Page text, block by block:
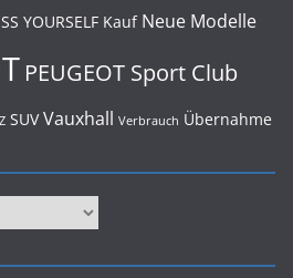
YOURSELF Kauf Neue Modelle
PEUGEOT Sport Club
SUV Vauxhall Verbrauch Übernahme